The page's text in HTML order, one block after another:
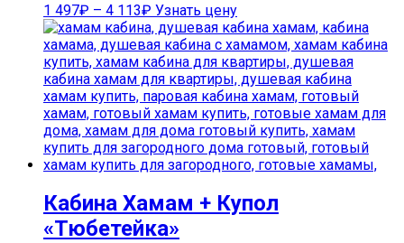
1 497₽ – 4 113₽ Узнать цену
Кабина Хамам + Купол
«Тюбетейка»